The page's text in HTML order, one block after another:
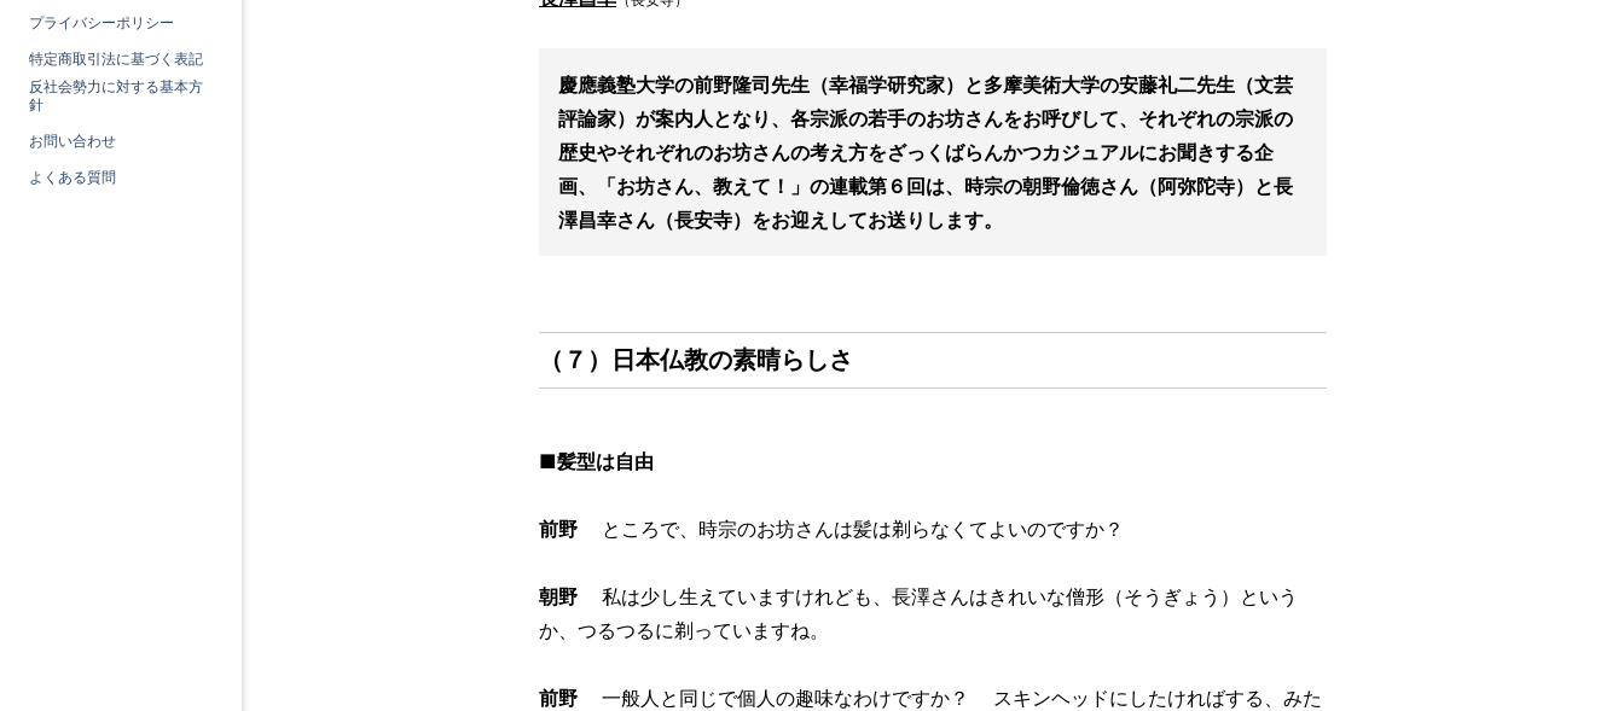
プライバシーポリシー
特定商取引法に基づく表記
反社会勢力に対する基本方
針
お問い合わせ
よくある質問
慶應義塾大学の前野隆司先生（幸福学研究家）と多摩美術大学の安藤礼二先生（文芸
評論家）が案内人となり、各宗派の若手のお坊さんをお呼びして、それぞれの宗派の
歴史やそれぞれのお坊さんの考え方をざっくばらんかつカジュアルにお聞きする企
画、「お坊さん、教えて！」の連載第６回は、時宗の朝野倫徳さん（阿弥陀寺）と長
澤昌幸さん（長安寺）をお迎えしてお送りします。
（７）日本仏教の素晴らしさ
■髪型は自由
前野 ところで、時宗のお坊さんは髪は剃らなくてよいのですか？
朝野 私は少し生えていますけれども、長澤さんはきれいな僧形（そうぎょう）という
か、つるつるに剃っていますね。
前野 一般人と同じで個人の趣味なわけですか？ スキンヘッドにしたければする、みた